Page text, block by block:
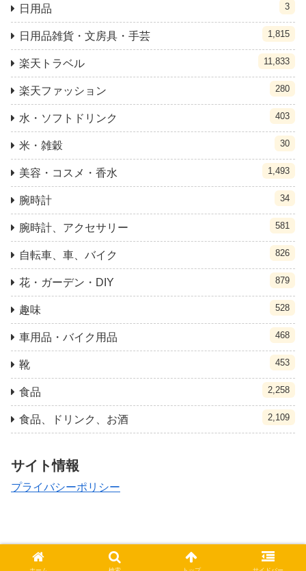
日用品 3
日用品雑貨・文房具・手芸 1,815
楽天トラベル 11,833
楽天ファッション 280
水・ソフトドリンク 403
米・雑穀 30
美容・コスメ・香水 1,493
腕時計 34
腕時計、アクセサリー 581
自転車、車、バイク 826
花・ガーデン・DIY 879
趣味 528
車用品・バイク用品 468
靴 453
食品 2,258
食品、ドリンク、お酒 2,109
サイト情報
プライバシーポリシー
© 2021 クポ速.